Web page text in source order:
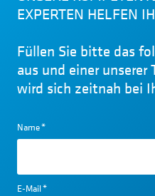
EXPERTEN HELFEN
Füllen Sie bitte das
aus und einer unserer
wird sich zeitnah bei
Name*
E-Mail*